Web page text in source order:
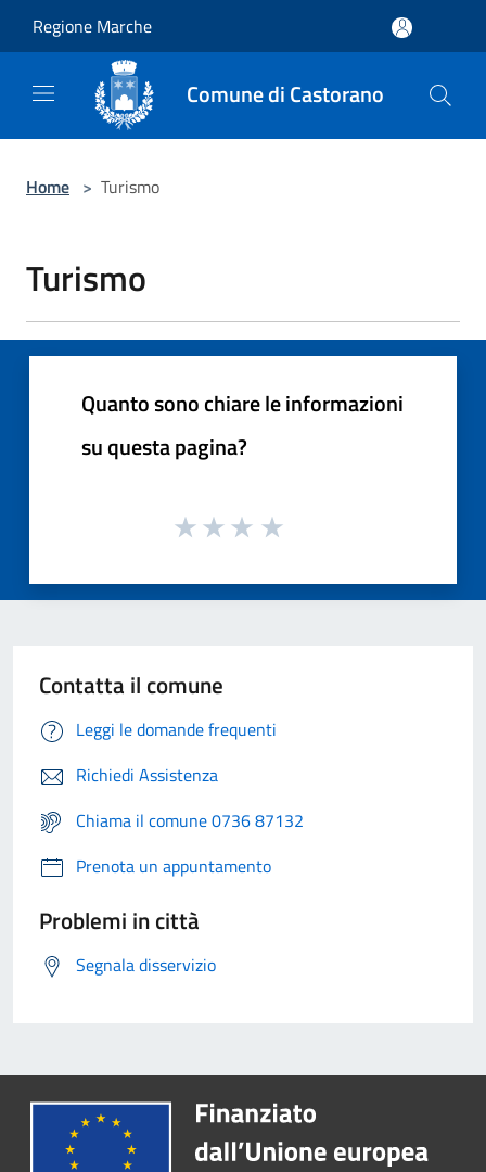
Regione Marche
Comune di Castorano
Home > Turismo
Turismo
Quanto sono chiare le informazioni
su questa pagina?
Contatta il comune
Leggi le domande frequenti
Richiedi Assistenza
Chiama il comune 0736 87132
Prenota un appuntamento
Problemi in città
Segnala disservizio